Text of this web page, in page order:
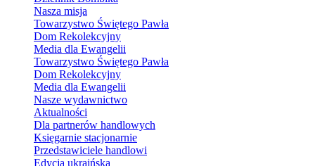
Nasza misja
Towarzystwo Świętego Pawła
Dom Rekolekcyjny
Media dla Ewangelii
Towarzystwo Świętego Pawła
Dom Rekolekcyjny
Media dla Ewangelii
Nasze wydawnictwo
Aktualności
Dla partnerów handlowych
Księgarnie stacjonarnie
Przedstawiciele handlowi
Edycja ukraińska